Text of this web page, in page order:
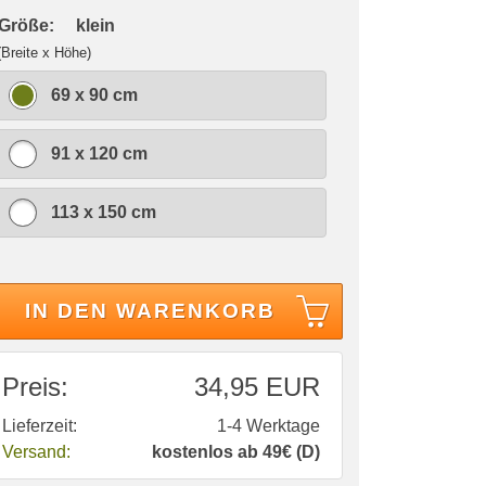
klein
x Höhe)
69 x 90 cm
91 x 120 cm
113 x 150 cm
IN DEN WARENKORB
Preis: 34,95 EUR
Lieferzeit:
1-4 Werktage
Versand:
kostenlos ab 49€ (D)